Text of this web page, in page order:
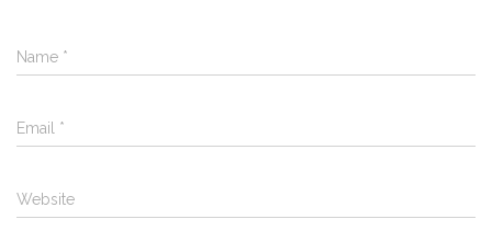
Name *
Email *
Website